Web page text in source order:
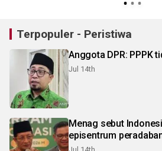
Terpopuler - Peristiwa
Anggota DPR: PPPK
Jul 14th
Menag sebut
episentrum